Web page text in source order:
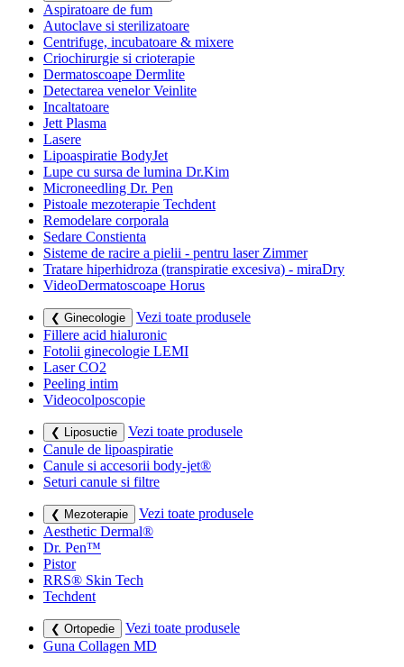
Aspiratoare de fum
Autoclave si sterilizatoare
Centrifuge, incubatoare & mixere
Criochirurgie si crioterapie
Dermatoscoape Dermlite
Detectarea venelor Veinlite
Incaltatoare
Jett Plasma
Lasere
Lipoaspiratie BodyJet
Lupe cu sursa de lumina Dr.Kim
Microneedling Dr. Pen
Pistoale mezoterapie Techdent
Remodelare corporala
Sedare Constienta
Sisteme de racire a pielii - pentru laser Zimmer
Tratare hiperhidroza (transpiratie excesiva) - miraDry
VideoDermatoscoape Horus
❮ Ginecologie
Vezi toate produsele
Fillere acid hialuronic
Fotolii ginecologie LEMI
Laser CO2
Peeling intim
Videocolposcopie
❮ Liposuctie
Vezi toate produsele
Canule de lipoaspiratie
Canule si accesorii body-jet®
Seturi canule si filtre
❮ Mezoterapie
Vezi toate produsele
Aesthetic Dermal®
Dr. Pen™
Pistor
RRS® Skin Tech
Techdent
❮ Ortopedie
Vezi toate produsele
Guna Collagen MD